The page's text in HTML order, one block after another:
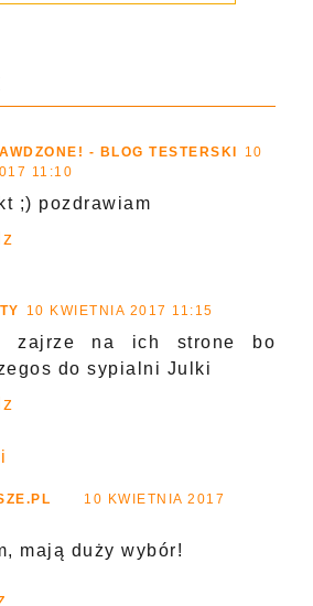
- BLOG TESTERSKI
10
11:10
;) pozdrawiam
10 KWIETNIA 2017 11:15
zajrze na ich strone bo
do sypialni Julki
10 KWIETNIA 2017
mają duży wybór!